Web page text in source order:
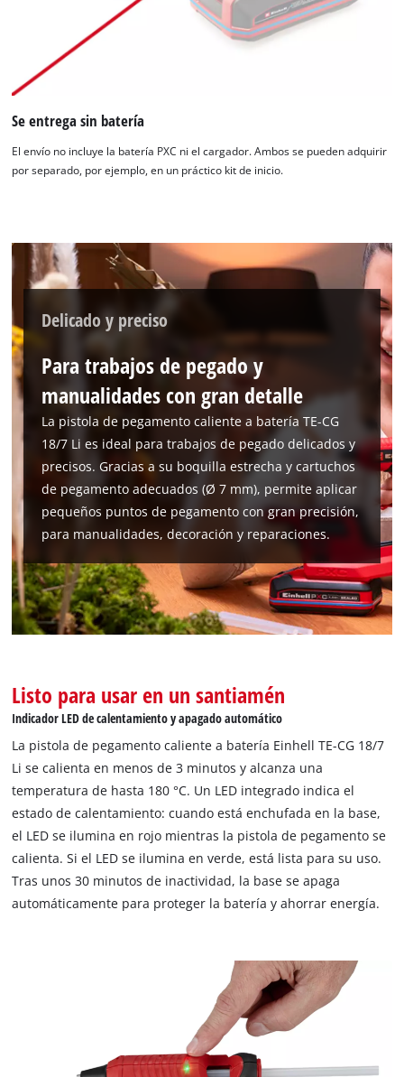
This content is not permitted to load due
visitor. The website owner needs to setup
the site with their CMP to add this content
Management Platform
Se entrega sin batería
El envío no incluye la batería PXC ni el cargador. Ambos se pueden adquirir
por separado, por ejemplo, en un práctico kit de inicio.
Delicado y preciso
Para trabajos de pegado y
manualidades con gran detalle
La pistola de pegamento caliente a batería TE-CG
18/7 Li es ideal para trabajos de pegado delicados y
precisos. Gracias a su boquilla estrecha y cartuchos
de pegamento adecuados (Ø 7 mm), permite aplicar
pequeños puntos de pegamento con gran precisión,
para manualidades, decoración y reparaciones.
Listo para usar en un santiamén
Indicador LED de calentamiento y apagado automático
La pistola de pegamento caliente a batería Einhell TE-CG 18/7
Li se calienta en menos de 3 minutos y alcanza una
temperatura de hasta 180 °C. Un LED integrado indica el
estado de calentamiento: cuando está enchufada en la base,
el LED se ilumina en rojo mientras la pistola de pegamento se
calienta. Si el LED se ilumina en verde, está lista para su uso.
Tras unos 30 minutos de inactividad, la base se apaga
automáticamente para proteger la batería y ahorrar energía.